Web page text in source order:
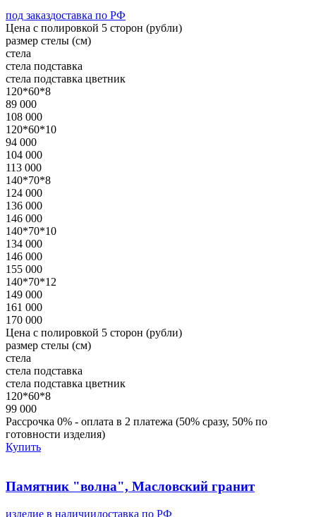
под заказдоставка по РФ
Цена с полировкой 5 сторон (рубли)
размер стелы (см)
стела
стела подставка
стела подставка цветник
120*60*8
89 000
108 000
120*60*10
94 000
104 000
113 000
140*70*8
124 000
136 000
146 000
140*70*10
134 000
146 000
155 000
140*70*12
149 000
161 000
170 000
Цена с полировкой 5 сторон (рубли)
размер стелы (см)
стела
стела подставка
стела подставка цветник
120*60*8
99 000
Рассрочка 0% - оплата в 2 платежа (50% сразу, 50% по
готовности изделия)
Купить
Памятник "волна", Масловский гранит
изделие в наличиидоставка по РФ